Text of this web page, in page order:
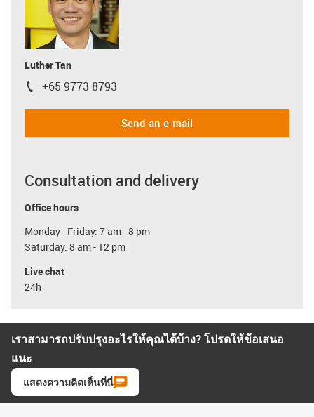
Luther Tan
igus-icon-phone
+65 9773 8793
Send an e-mail
Consultation and delivery
Office hours
Monday - Friday: 7 am - 8 pm
Saturday: 8 am - 12 pm
Live chat
24h
เราสามารถปรับปรุงอะไรให้คุณได้บ้าง? โปรดให้ข้อเสนอ
แนะ
แสดงความคิดเห็นที่นี่